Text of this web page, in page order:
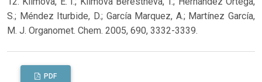
S.; Méndez Iturbide, D.; García Marquez, A.; Martínez García,
M. J. Organomet. Chem. 2005, 690, 3332-3339.
PDF